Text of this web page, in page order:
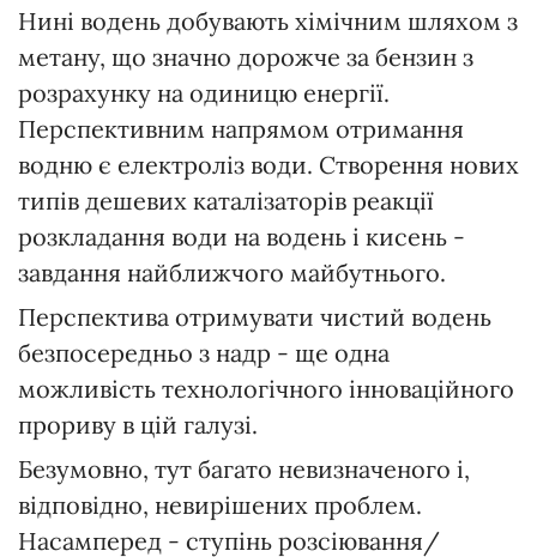
Нині водень добувають хімічним шляхом з
метану, що значно дорожче за бензин з
розрахунку на одиницю енергії.
Перспективним напрямом отримання
водню є електроліз води. Створення нових
типів дешевих каталізаторів реакції
розкладання води на водень і кисень -
завдання найближчого майбутнього.
Перспектива отримувати чистий водень
безпосередньо з надр - ще одна
можливість технологічного інноваційного
прориву в цій галузі.
Безумовно, тут багато невизначеного і,
відповідно, невирішених проблем.
Насамперед - ступінь розсіювання/